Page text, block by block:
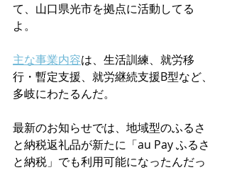
て、山口県光市を拠点に活動してる
よ。
主な事業内容は、生活訓練、就労移
行・暫定支援、就労継続支援B型など、
多岐にわたるんだ。
最新のお知らせでは、地域型のふるさ
と納税返礼品が新たに「au Pay ふるさ
と納税」でも利用可能になったんだっ